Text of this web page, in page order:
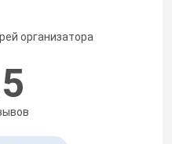
организатора